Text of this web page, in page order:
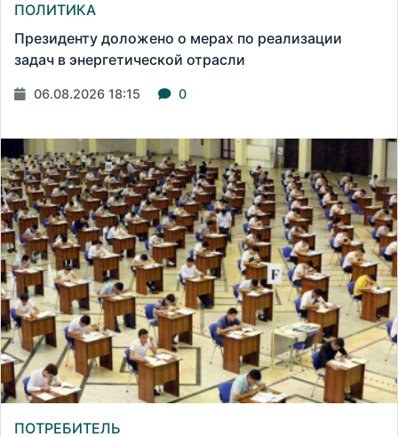
ПОЛИТИКА
Президенту доложено о мерах по реализации
задач в энергетической отрасли
06.08.2026 18:15 0
ПОТРЕБИТЕЛЬ